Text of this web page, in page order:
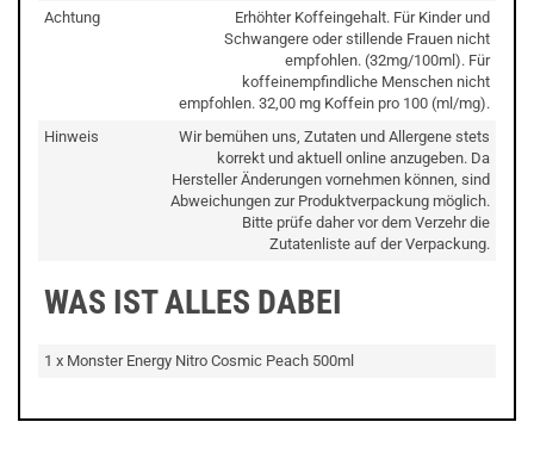
Achtung
Erhöhter Koffeingehalt. Für Kinder und
Schwangere oder stillende Frauen nicht
empfohlen. (32mg/100ml). Für
koffeinempfindliche Menschen nicht
empfohlen. 32,00 mg Koffein pro 100 (ml/mg).
Hinweis
Wir bemühen uns, Zutaten und Allergene stets
korrekt und aktuell online anzugeben. Da
Hersteller Änderungen vornehmen können, sind
Abweichungen zur Produktverpackung möglich.
Bitte prüfe daher vor dem Verzehr die
Zutatenliste auf der Verpackung.
WAS IST ALLES DABEI
1 x Monster Energy Nitro Cosmic Peach 500ml